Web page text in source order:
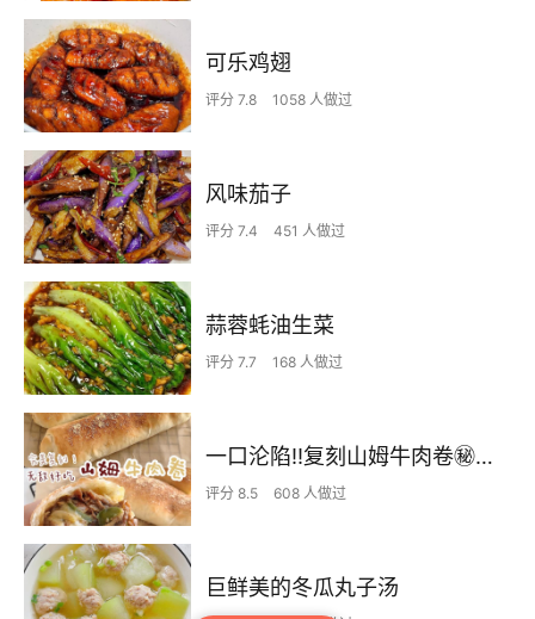
可乐鸡翅
评分 7.8 1058 人做过
风味茄子
评分 7.4 451 人做过
蒜蓉蚝油生菜
评分 7.7 168 人做过
一口沦陷‼️复刻山姆牛肉卷㊙️皮薄馅足爆好吃
评分 8.5 608 人做过
巨鲜美的冬瓜丸子汤